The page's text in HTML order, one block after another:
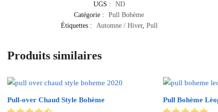
UGS :
ND
Catégorie :
Pull Bohème
Étiquettes :
Automne / Hiver, Pull
Produits similaires
Pull-over Chaud Style Bohème Pull Bohème